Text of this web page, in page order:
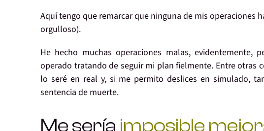
Aquí tengo que remarcar que ninguna de mis operaciones
orgulloso).
He hecho muchas operaciones malas, evidentemente,
operado tratando de seguir mi plan fielmente. Entre otras
lo seré en real y, si me permitodeslices en simulado,
sentencia de muerte.
Me sería imposible